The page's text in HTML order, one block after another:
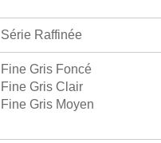
Série Raffinée
Fine Gris Foncé
Fine Gris Clair
Fine Gris Moyen